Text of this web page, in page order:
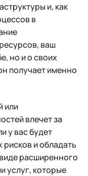
и, как
в
ваш
но и о своих
получает именно
или
влечет за
у вас будет
рисков и обладать
расширенного
услуг, которые